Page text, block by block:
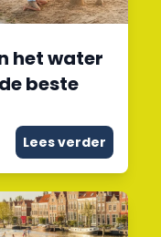
het water
beste
Lees verder